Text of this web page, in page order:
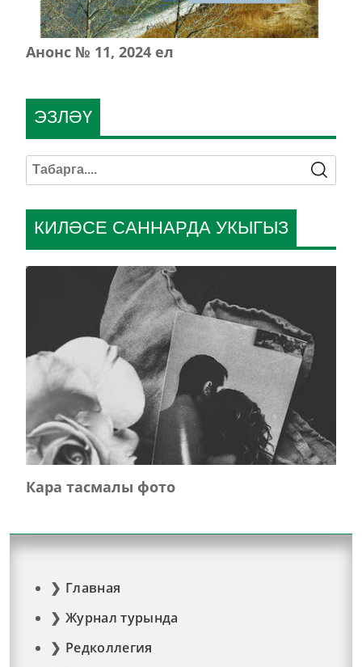
Анонс № 11, 2024 ел
КИЛӘСЕ САННАРДА УКЫГЫЗ
Кара тасмалы фото
ЭЗЛӘҮ
Главная
Журнал турында
Редколлегия